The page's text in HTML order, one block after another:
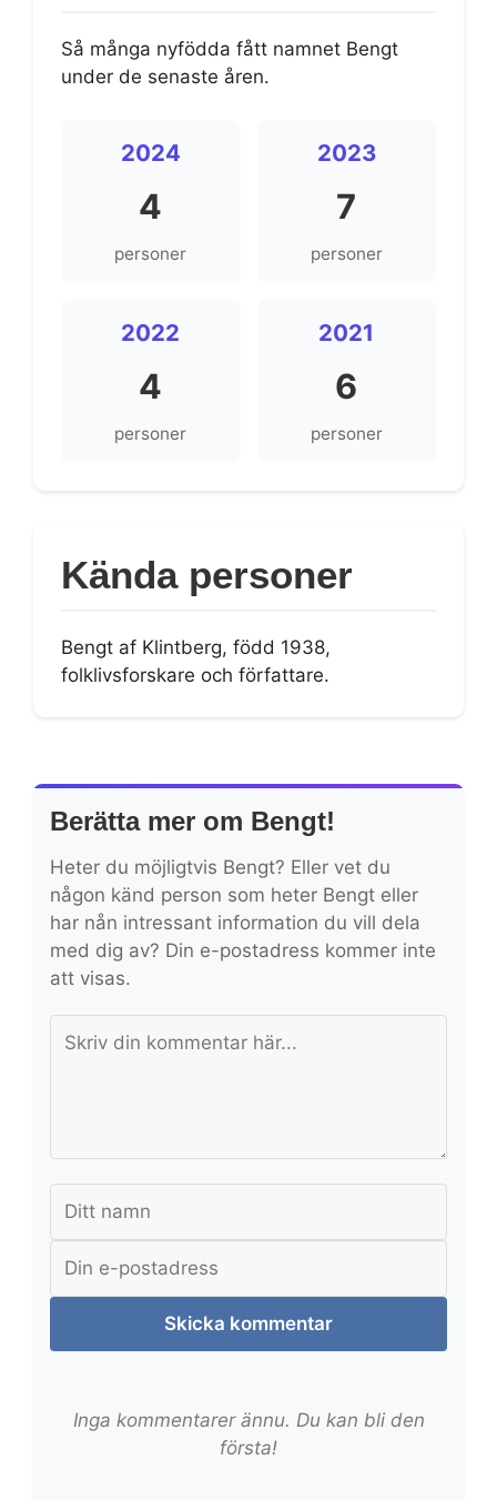
Så många nyfödda fått namnet Bengt
under de senaste åren.
2024
4
personer
2023
7
personer
2022
4
personer
2021
6
personer
Kända personer
Bengt af Klintberg, född 1938,
folklivsforskare och författare.
Berätta mer om Bengt!
Heter du möjligtvis Bengt? Eller vet du
någon känd person som heter Bengt eller
har nån intressant information du vill dela
med dig av? Din e-postadress kommer inte
att visas.
Skicka kommentar
Inga kommentarer ännu. Du kan bli den
första!